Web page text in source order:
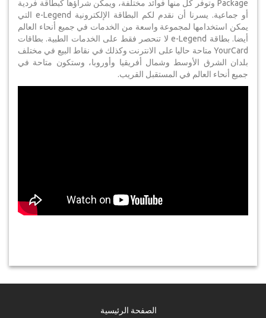
Package وتوفر كل منها فوائد مختلفة، ويمكن شراؤها كبطاقة فردية
أو جماعية. يسرنا أن نقدم لكم البطاقة الإلكترونية e-Legend التي
يمكن استخدامها لمجموعة واسعة من الخدمات في جميع أنحاء العالم
أيضا. بطاقة e-Legend لا تنحصر فقط على الخدمات الطبية. بطاقات
YourCard متاحة حاليا على الانترنت وكذلك في نقاط البيع في مختلف
بلدان الشرق الأوسط وشمال أفريقيا وأوروبا، وستكون متاحة في
جميع أنحاء العالم في المستقبل القريب.
الصفحة الرئيسية